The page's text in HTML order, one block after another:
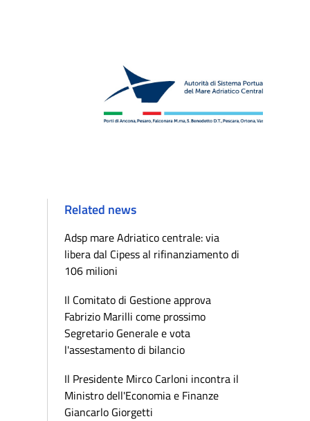
Related news
Adsp mare Adriatico centrale: via
libera dal Cipess al rifinanziamento di
106 milioni
Il Comitato di Gestione approva
Fabrizio Marilli come prossimo
Segretario Generale e vota
l'assestamento di bilancio
Il Presidente Mirco Carloni incontra il
Ministro dell'Economia e Finanze
Giancarlo Giorgetti